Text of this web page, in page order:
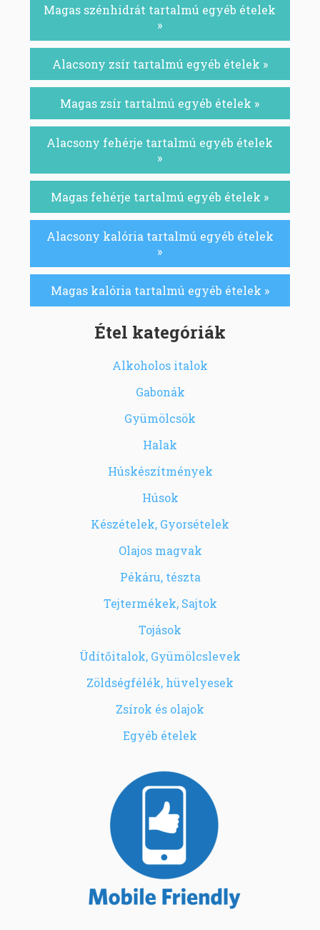
Magas szénhidrát tartalmú egyéb ételek
»
Alacsony zsír tartalmú egyéb ételek »
Magas zsír tartalmú egyéb ételek »
Alacsony fehérje tartalmú egyéb ételek
»
Magas fehérje tartalmú egyéb ételek »
Alacsony kalória tartalmú egyéb ételek
»
Magas kalória tartalmú egyéb ételek »
Étel kategóriák
Alkoholos italok
Gabonák
Gyümölcsök
Halak
Húskészítmények
Húsok
Készételek, Gyorsételek
Olajos magvak
Pékáru, tészta
Tejtermékek, Sajtok
Tojások
Üdítőitalok, Gyümölcslevek
Zöldségfélék, hüvelyesek
Zsírok és olajok
Egyéb ételek